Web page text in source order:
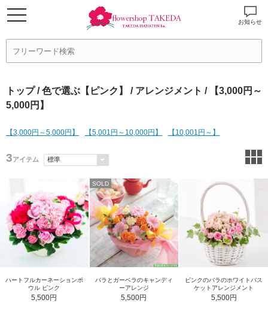
お知らせ
トップ/色で選ぶ【ピンク】 / アレンジメント / 【3,000円～
5,000円】
【3,000円～5,000円】 【5,001円～10,000円】 【10,001円～】
3アイテム
ハートフルカーネーションボ
ウル ピンク
5,500円
SOLD
バラとガーベラのキャンディ
ーアレンジ
5,500円
ピンクのバラのホワイトバス
ケットアレンジメント
5,500円